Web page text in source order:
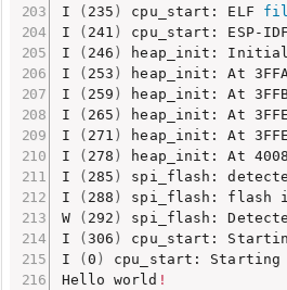
I
( 235 ) cpu_start: ELF
I
( 241 )
cpu_start: ESP-
I
( 246 ) heap_init:
I
( 253 ) heap_init: At
I
( 259 ) heap_init: At
I
( 265 ) heap_init: At
I
( 271 ) heap_init: At
I
( 278 ) heap_init: At
I
( 285 )
spi_flash:
I
( 288 )
spi_flash: flash
W
( 292 ) spi_flash:
I
( 306 )
cpu_start:
I
( 0 )
cpu_start: Starting
Hello world !